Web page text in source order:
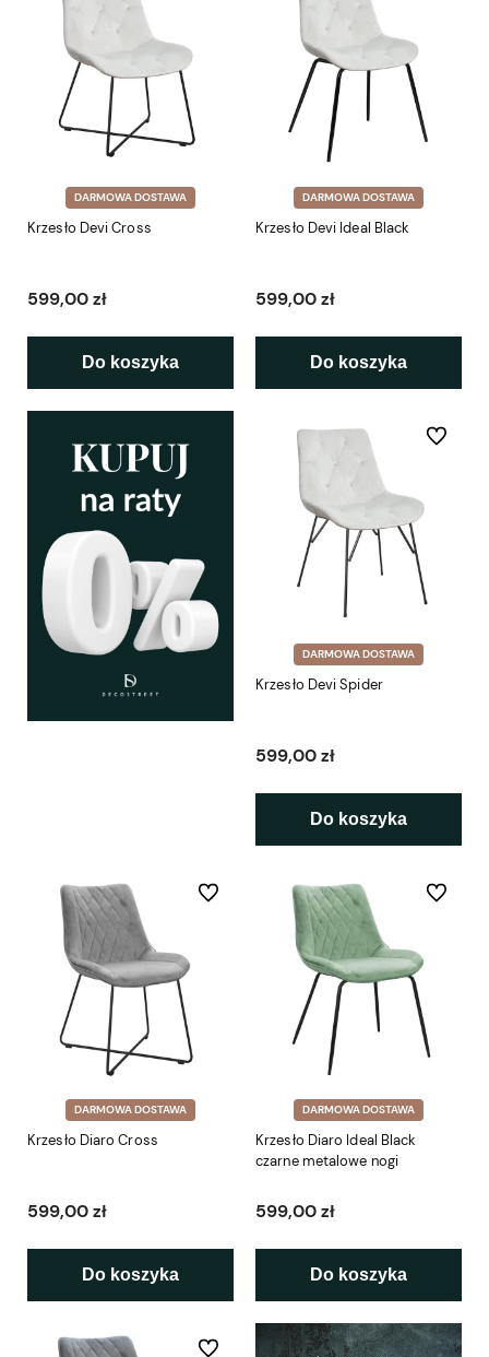
DARMOWA DOSTAWA
Krzesło Devi Cross
599,00 zł
Do koszyka
DARMOWA DOSTAWA
Krzesło Devi Ideal Black
599,00 zł
Do koszyka
DARMOWA DOSTAWA
Krzesło Devi Spider
599,00 zł
Do koszyka
Do
DARMOWA DOSTAWA
Krzesło Diaro Cross
599,00 zł
Do koszyka
Do ulubionych
DARMOWA DOSTAWA
Krzesło Diaro Ideal Black
czarne metalowe nogi
599,00 zł
Do koszyka
Do
Do ulubionych